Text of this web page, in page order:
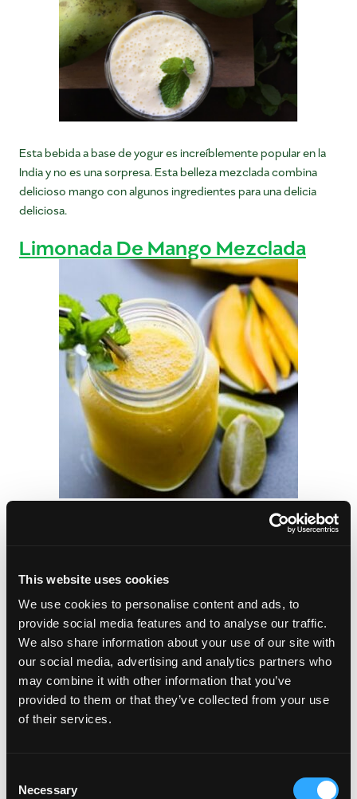
This website uses cookies
We use cookies to personalise content and ads, to
provide social media features and to analyse our traffic.
We also share information about your use of our site with
our social media, advertising and analytics partners who
may combine it with other information that you’ve
provided to them or that they’ve collected from your use
of their services.
Selection
Necessary
Esta bebida a base de yogur es increíblemente popular en la
India y no es una sorpresa. Esta belleza mezclada combina
delicioso mango con algunos ingredientes para una delicia
deliciosa.
Limonada De Mango Mezclada
¡Esta lima ácida hecha con unos pocos ingredientes simples
Dos a cóctel sin alcohol de
mango